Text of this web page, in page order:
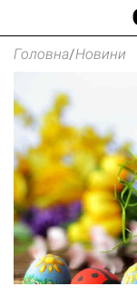
Головна/Новини